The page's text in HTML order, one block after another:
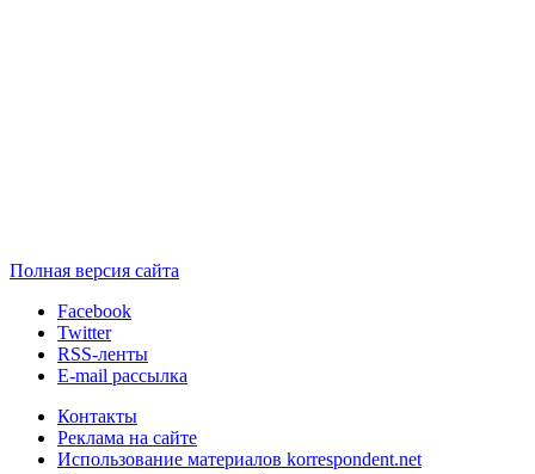
Полная версия сайта
Facebook
Twitter
RSS-ленты
E-mail рассылка
Контакты
Реклама на сайте
Использование материалов korrespondent.net